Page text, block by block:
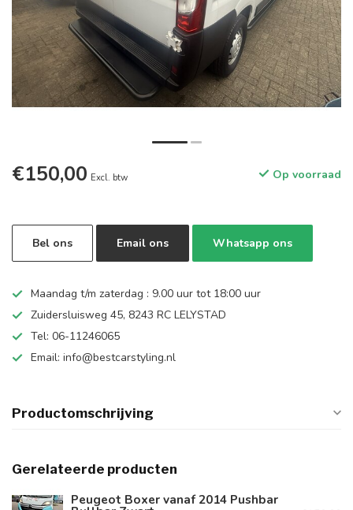
€150,00 Excl. btw Op voorraad
Bel ons Email ons Whatsapp ons
Maandag t/m zaterdag : 9.00 uur tot 18:00 uur
Zuidersluisweg 45, 8243 RC LELYSTAD
Tel: 06-11246065
Email: info@bestcarstyling.nl
Productomschrijving
Gerelateerde producten
Peugeot Boxer vanaf 2014 Pushbar